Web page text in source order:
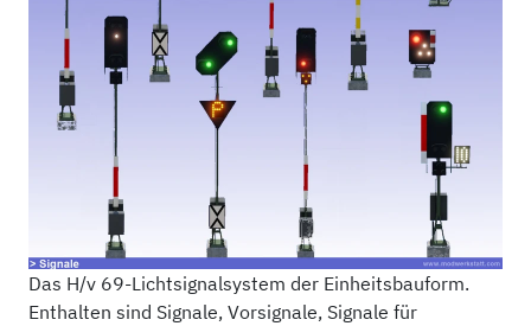
Das H/v 69-Lichtsignalsystem der Einheitsbauform.
Enthalten sind Signale, Vorsignale, Signale für